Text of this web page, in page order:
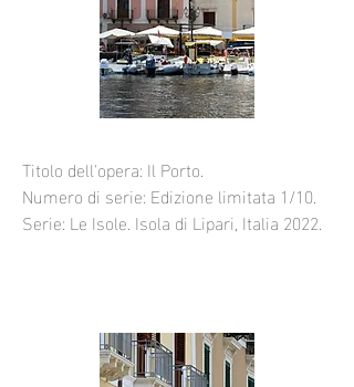
Titolo dell'opera: Il Porto.
Numero di serie: Edizione limitata 1/10.
Serie: Le Isole. Isola di Lipari, Italia 2022.